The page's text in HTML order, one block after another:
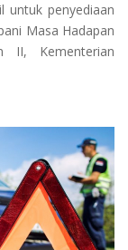
untuk penyediaan
Masa Hadapan
II, Kementerian